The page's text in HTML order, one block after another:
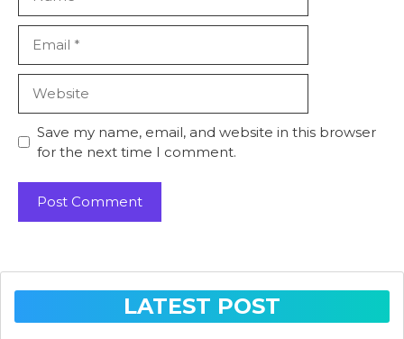
Save my name, email, and website in this browser
for the next time I comment.
LATEST POST